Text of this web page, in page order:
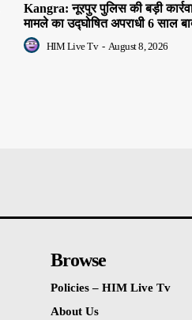
Kangra: नूरपुर पुलिस की बड़ी
मामले का उद्घोषित अपराधी 6 साल
HIM Live Tv - August 8, 2026
Browse
Policies – HIM Live Tv
About Us